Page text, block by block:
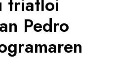
triatloi
Pedro